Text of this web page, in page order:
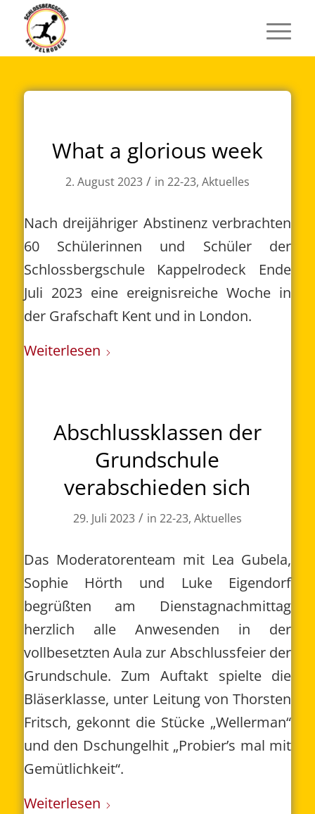
What a glorious week
2. August 2023 / in 22-23, Aktuelles
Nach dreijähriger Abstinenz verbrachten
60 Schülerinnen und Schüler der
Schlossbergschule Kappelrodeck Ende
Juli 2023 eine ereignisreiche Woche in
der Grafschaft Kent und in London.
Weiterlesen
Abschlussklassen der
Grundschule
verabschieden sich
29. Juli 2023 / in 22-23, Aktuelles
Das Moderatorenteam mit Lea Gubela,
Sophie Hörth und Luke Eigendorf
begrüßten am Dienstagnachmittag
herzlich alle Anwesenden in der
vollbesetzten Aula zur Abschlussfeier der
Grundschule. Zum Auftakt spielte die
Bläserklasse, unter Leitung von Thorsten
Fritsch, gekonnt die Stücke „Wellerman“
und den Dschungelhit „Probier’s mal mit
Gemütlichkeit“.
Weiterlesen